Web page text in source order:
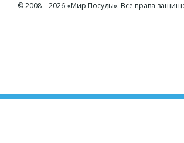
© 2008—2026 «Мир Посуды». Все права